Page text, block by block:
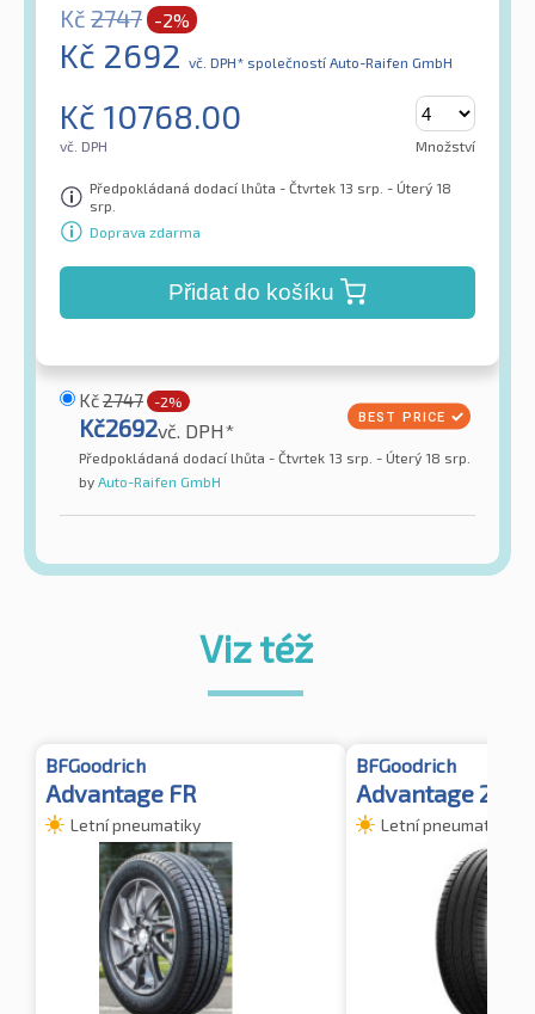
Kč 2747 -2%
Kč 2692 vč. DPH* společností Auto-Raifen GmbH
Kč 10768.00
vč. DPH Množství
Předpokládaná dodací lhůta - Čtvrtek 13 srp. - Úterý 18
srp.
Doprava zdarma
Přidat do košíku
Kč2747 -2%
Kč2692vč. DPH*
Předpokládaná dodací lhůta - Čtvrtek 13 srp. - Úterý 18 srp.
by Auto-Raifen GmbH
Viz též
BFGoodrich
Advantage FR
Letní pneumatiky
BFGoodrich
Advantage 2 XL
Letní pneumatiky